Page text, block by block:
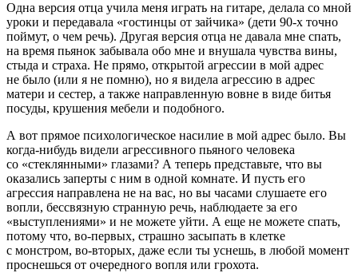
Одна версия отца учила меня играть на гитаре, делала со мной
уроки и передавала «гостинцы от зайчика» (дети 90-х точно
поймут, о чем речь). Другая версия отца не давала мне спать,
на время пьянок забывала обо мне и внушала чувства вины,
стыда и страха. Не прямо, открытой агрессии в мой адрес
не было (или я не помню), но я видела агрессию в адрес
матери и сестер, а также направленную вовне в виде битья
посуды, крушения мебели и подобного.
А вот прямое психологическое насилие в мой адрес было. Вы
когда-нибудь видели агрессивного пьяного человека
со «стеклянными» глазами? А теперь представьте, что вы
оказались заперты с ним в одной комнате. И пусть его
агрессия направлена не на вас, но вы часами слушаете его
вопли, бессвязную странную речь, наблюдаете за его
«выступлениями» и не можете уйти. А еще не можете спать,
потому что, во-первых, страшно засыпать в клетке
с монстром, во-вторых, даже если ты уснешь, в любой момент
проснешься от очередного вопля или грохота.